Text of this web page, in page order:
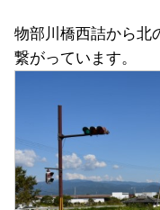
物部川橋西詰から北
繋がっています。